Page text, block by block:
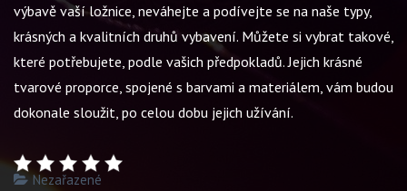
výbavě vaší ložnice, neváhejte a podívejte se na naše typy,
krásných a kvalitních druhů vybavení. Můžete si vybrat takové,
které potřebujete, podle vašich předpokladů. Jejich krásné
tvarové proporce, spojené s barvami a materiálem, vám budou
dokonale sloužit, po celou dobu jejich užívání.
Nezařazené